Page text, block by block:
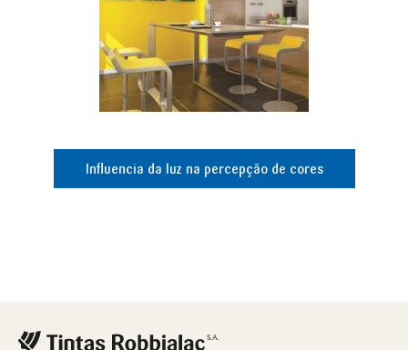
Influencia da luz na percepção de cores